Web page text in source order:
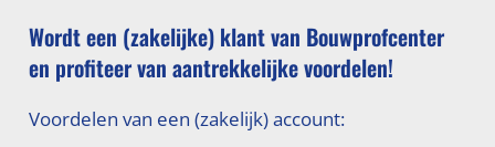
Wordt een (zakelijke) klant van Bouwprofcenter
en profiteer van aantrekkelijke voordelen!
Voordelen van een (zakelijk) account: